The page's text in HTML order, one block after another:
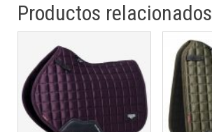
Productos relacionados